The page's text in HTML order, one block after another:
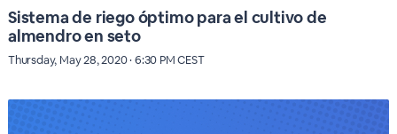
Sistema de riego óptimo para el cultivo de
almendro en seto
Thursday, May 28, 2020 · 6:30 PM CEST